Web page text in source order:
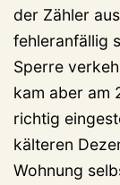
der Zähler
fehleranfällig
Sperre
kam aber am
richtig
kälteren
Wohnung